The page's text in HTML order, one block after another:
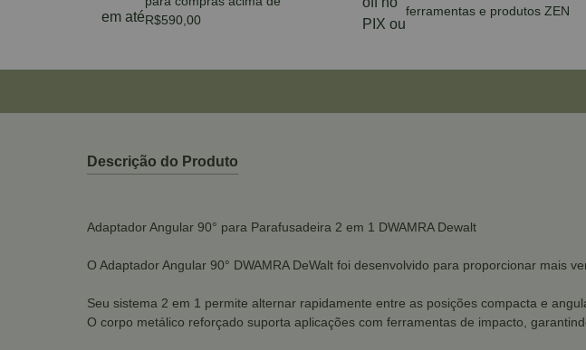
R$590,00
ferramentas e produtos ZEN
Descrição do Produto
Adaptador Angular 90° para Parafusadeira 2 em 1 DWAMRA Dewalt
O Adaptador Angular 90° DWAMRA DeWalt foi desenvolvido para proporcionar mais
Seu sistema 2 em 1 permite alternar rapidamente entre as posições compacta e
O corpo metálico reforçado suporta aplicações com ferramentas de impacto,